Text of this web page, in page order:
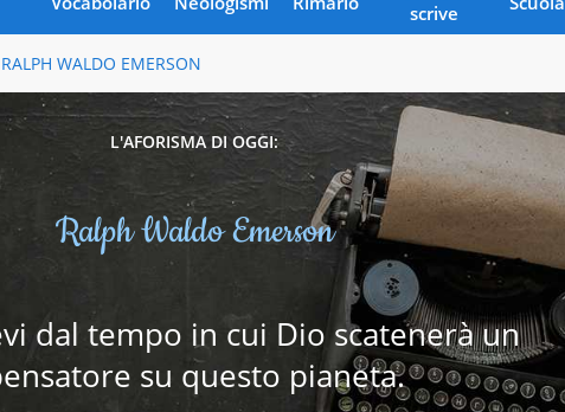
scrive
RALPH WALDO EMERSON
L'AFORISMA DI OGGI:
Ralph Waldo Emerson
dal tempo in cui Dio scatenerà un
su questo pianeta.